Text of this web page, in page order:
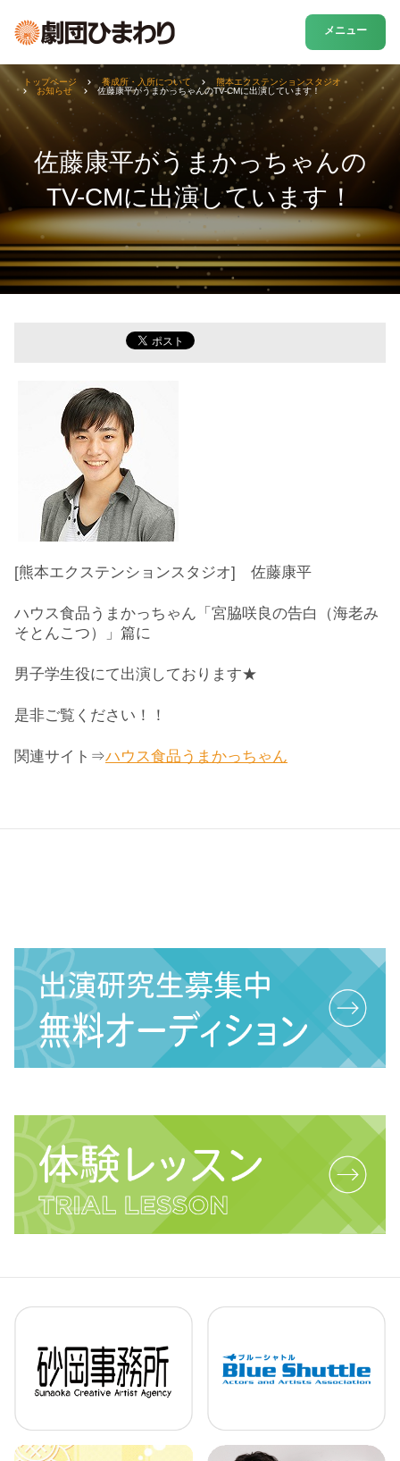
メニュー
佐藤康平がうまかっちゃんの
TV-CMに出演しています！
トップページ 養成所・入所について
熊本エクステンションスタジオ
お知らせ
佐藤康平がうまかっちゃんのTV-CMに出演しています！
[熊本エクステンションスタジオ] 佐藤康平
ハウス食品うまかっちゃん「宮脇咲良の告白（海老み
そとんこつ）
」篇に
男子学生役にて出演しております★
是非ご覧ください！！
関連サイト⇒ハウス食品うまかっちゃん